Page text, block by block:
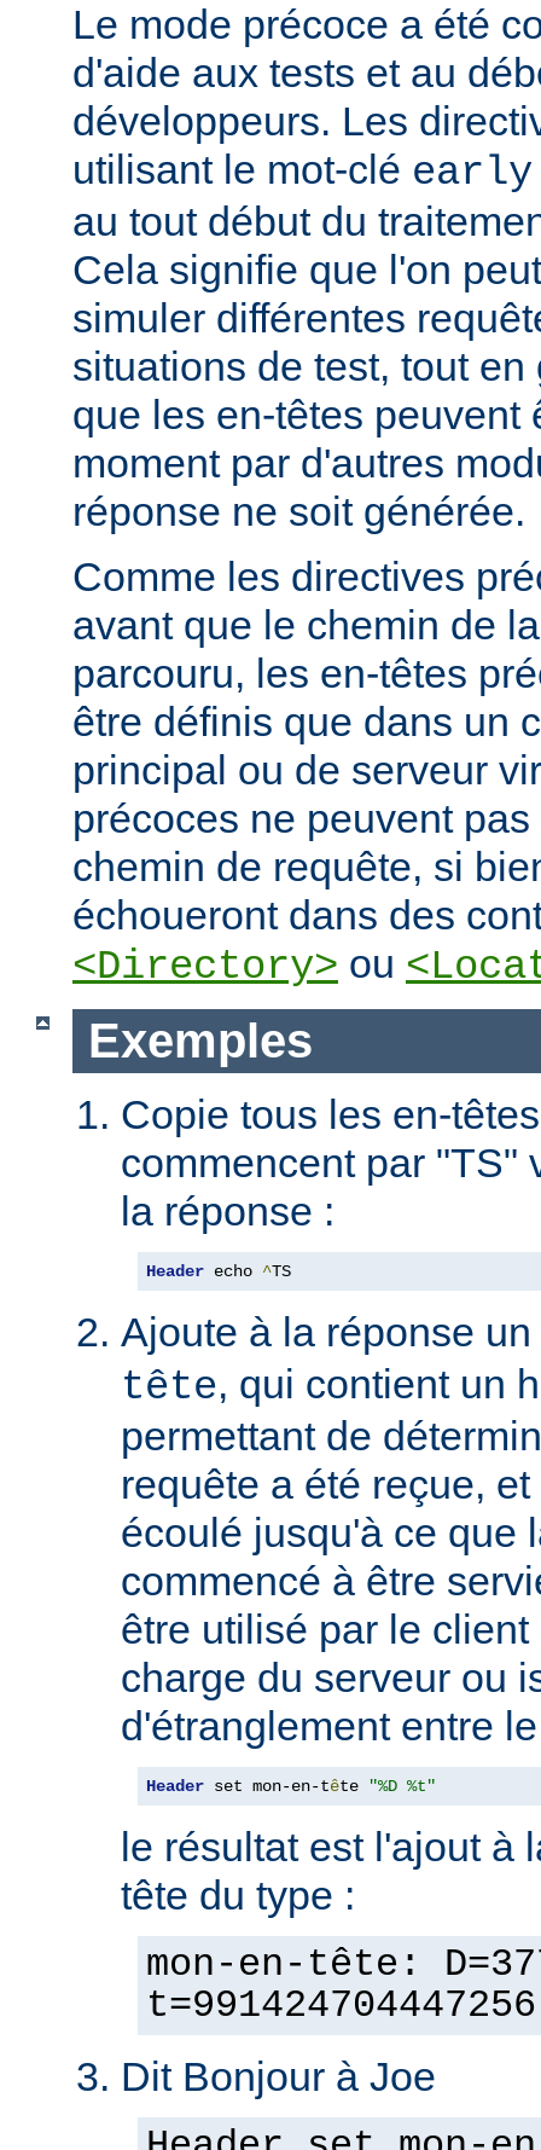
Le mode précoce a été
d'aide aux tests et au
développeurs. Les
utilisant le mot-clé early
au tout début du
Cela signifie que l'on
simuler différentes
situations de test, tout
que les en-têtes peuvent
moment par d'autres
réponse ne soit générée.
Comme les directives
avant que le chemin de
parcouru, les en-têtes
être définis que dans un
principal ou de serveur
précoces ne peuvent
chemin de requête, si
échoueront dans des
<Directory> ou
Exemples
Copie tous les en-
commencent par "TS"
la réponse :
Header echo ^TS
Ajoute à la réponse
tête, qui contient un
permettant de
requête a été reçue,
écoulé jusqu'à ce que
commencé à être
être utilisé par le
charge du serveur ou
d'étranglement entre
Header set mon-en-tête "%D %t"
le résultat est l'ajout à
tête du type :
mon-en-tête:
t=991424704447256
Dit Bonjour à Joe